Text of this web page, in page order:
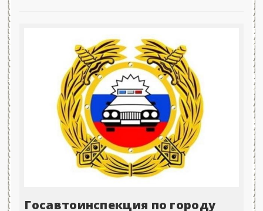
Госавтоинспекция по городу